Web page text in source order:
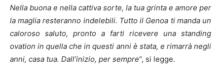
Nella buona e nella cattiva sorte, la tua grinta e amore per
la maglia resteranno indelebili. Tutto il Genoa ti manda un
caloroso saluto, pronto a farti ricevere una standing
ovation in quella che in questi anni è stata, e rimarrà negli
anni, casa tua. Dall’inizio, per sempre“, si legge.